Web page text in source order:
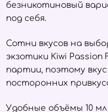
безникотиновый
под себя.
Сотни вкусов на
экзотики Kiwi
партии, поэтому
посторонних
Удобные объёмы 10 мл